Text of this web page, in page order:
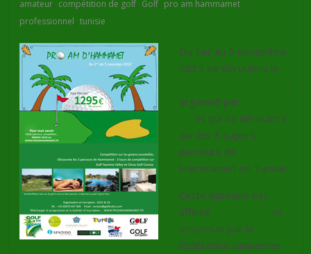
amateur compétition de golf Golf pro am hammamet
professionnel,tunisie
Du 1er au 5 novembre
2012 se déroulera le
,
organisé par
et qui se déroulera
sur les 3 supers
parcours de
Hammamet en Tunisie.
Cette épreuve est
affiliée
et
soutenue par la
fédération tunisienne